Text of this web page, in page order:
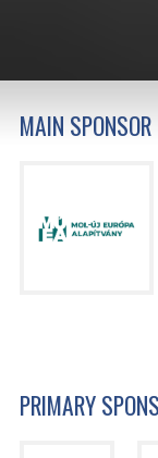
MAIN SPONSOR
PRIMARY